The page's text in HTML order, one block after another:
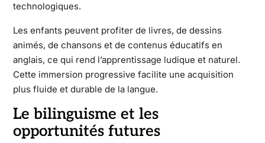
technologiques.
Les enfants peuvent profiter de livres, de dessins
animés, de chansons et de contenus éducatifs en
anglais, ce qui rend l’apprentissage ludique et naturel.
Cette immersion progressive facilite une acquisition
plus fluide et durable de la langue.
Le bilinguisme et les
opportunités futures